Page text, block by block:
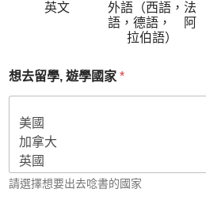
英文
外語（西語，法
語，德語， 阿
拉伯語）
想去留學, 遊學國家 *
請選擇想要出去唸書的國家